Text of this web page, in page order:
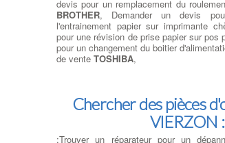
devis pour un remplacement du
BROTHER, Demander un devis
l'entrainement papier sur imprimante
pour une révision de prise papier sur pos
pour un changement du boitier
de vente TOSHIBA,
Chercher des pièces
VIERZON :
;Trouver un réparateur pour un